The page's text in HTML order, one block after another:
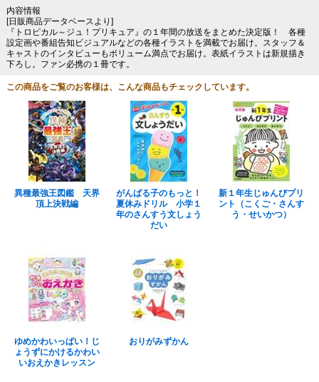
内容情報
[日販商品データベースより]
『トロピカル～ジュ！プリキュア』の１年間の放送をまとめた決定版！ 各種
設定画や番組告知ビジュアルなどの各種イラストを満載でお届け。スタッフ＆
キャストのインタビューもボリューム満点でお届け。表紙イラストは新規描き
下ろし。ファン必携の１冊です。
この商品をご覧のお客様は、こんな商品もチェックしています。
異種最強王図鑑 天界
頂上決戦編
がんばる子のもっと！
夏休みドリル 小学１
年のさんすう文しょう
だい
新１年生じゅんびプリ
ント（こくご・さんす
う・せいかつ）
ゆめかわいっぱい！じ
ょうずにかけるかわい
いおえかきレッスン
おりがみずかん